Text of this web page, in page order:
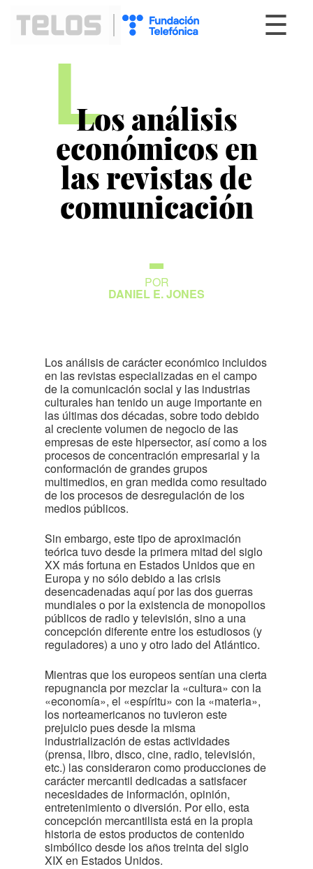
☰
L
Los análisis
económicos en
las revistas de
comunicación
POR
DANIEL E. JONES
Los análisis de carácter económico incluidos
en las revistas especializadas en el campo
de la comunicación social y las industrias
culturales han tenido un auge importante en
las últimas dos décadas, sobre todo debido
al creciente volumen de negocio de las
empresas de este hipersector, así como a los
procesos de concentración empresarial y la
conformación de grandes grupos
multimedios, en gran medida como resultado
de los procesos de desregulación de los
medios públicos.
Sin embargo, este tipo de aproximación
teórica tuvo desde la primera mitad del siglo
XX más fortuna en Estados Unidos que en
Europa y no sólo debido a las crisis
desencadenadas aquí por las dos guerras
mundiales o por la existencia de monopolios
públicos de radio y televisión, sino a una
concepción diferente entre los estudiosos (y
reguladores) a uno y otro lado del Atlántico.
Mientras que los europeos sentían una cierta
repugnancia por mezclar la «cultura» con la
«economía», el «espíritu» con la «materia»,
los norteamericanos no tuvieron este
prejuicio pues desde la misma
industrialización de estas actividades
(prensa, libro, disco, cine, radio, televisión,
etc.) las consideraron como producciones de
carácter mercantil dedicadas a satisfacer
necesidades de información, opinión,
entretenimiento o diversión. Por ello, esta
concepción mercantilista está en la propia
historia de estos productos de contenido
simbólico desde los años treinta del siglo
XIX en Estados Unidos.